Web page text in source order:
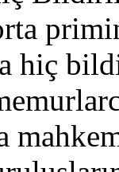
hiç